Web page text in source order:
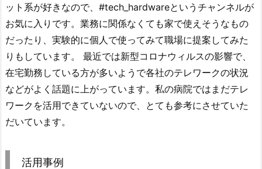
ット系が好きなので、#tech_hardwareというチャンネルが
お気に入りです。業務に関係なくても家で使えそうなもの
だったり、実験的に個人で使ってみて職場に提案してみた
りもしています。 最近では新型コロナウィルスの影響で、
在宅勤務している方が多いようで各社のテレワークの状況
などがよく話題に上がっています。私の病院ではまだテレ
ワークを活用できていないので、とても参考にさせていた
だいています。
活用事例